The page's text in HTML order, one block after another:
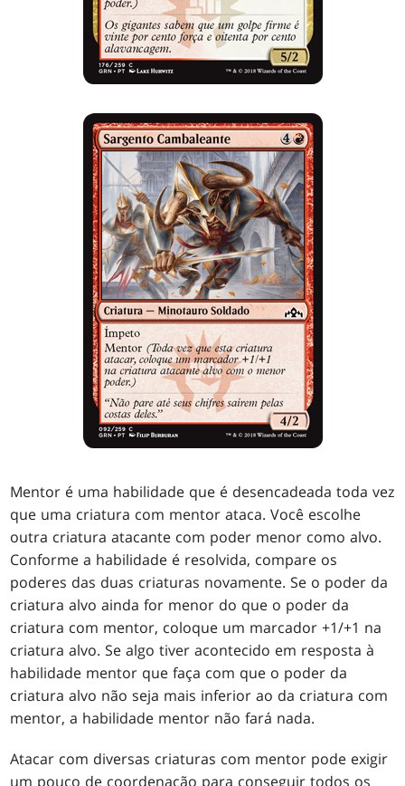
Mentor é uma habilidade que é desencadeada toda vez
que uma criatura com mentor ataca. Você escolhe
outra criatura atacante com poder menor como alvo.
Conforme a habilidade é resolvida, compare os
poderes das duas criaturas novamente. Se o poder da
criatura alvo ainda for menor do que o poder da
criatura com mentor, coloque um marcador +1/+1 na
criatura alvo. Se algo tiver acontecido em resposta à
habilidade mentor que faça com que o poder da
criatura alvo não seja mais inferior ao da criatura com
mentor, a habilidade mentor não fará nada.
Atacar com diversas criaturas com mentor pode exigir
um pouco de coordenação para conseguir todos os